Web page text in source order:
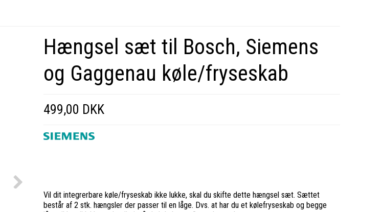
Hængsel sæt til Bosch, Siemens
og Gaggenau køle/fryseskab
499,00 DKK
Vil dit integrerbare køle/fryseskab ikke lukke, skal du skifte dette hængsel sæt. Sættet
består af 2 stk. hængsler der passer til en låge. Dvs. at har du et kølefryseskab og begge